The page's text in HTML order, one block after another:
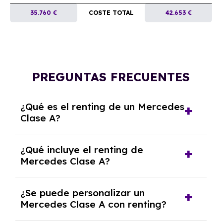
35.760 € COSTE TOTAL 42.653 €
PREGUNTAS FRECUENTES
¿Qué es el renting de un Mercedes
Clase A?
contrato de alquiler a largo plazo en el que
pagas una cuota mensual fija por el uso del
coche durante un periodo determinado,
generalmente entre 2 y 5 años.
¿Qué incluye el renting de
Mercedes Clase A?
seguro a todo riesgo, mantenimiento,
reparaciones, impuestos, asistencia en
carretera y gestión de la documentación.
¿Se puede personalizar un
Mercedes Clase A con renting?